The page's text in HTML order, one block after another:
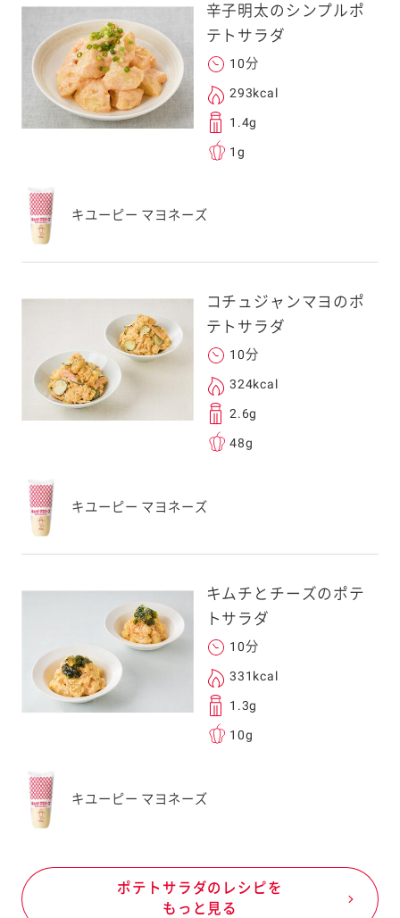
辛子明太のシンプルポ
テトサラダ
10分
293kcal
1.4g
1g
キユーピー マヨネーズ
コチュジャンマヨのポ
テトサラダ
10分
324kcal
2.6g
48g
キユーピー マヨネーズ
キムチとチーズのポテ
トサラダ
10分
331kcal
1.3g
10g
キユーピー マヨネーズ
ポテトサラダのレシピを
もっと見る